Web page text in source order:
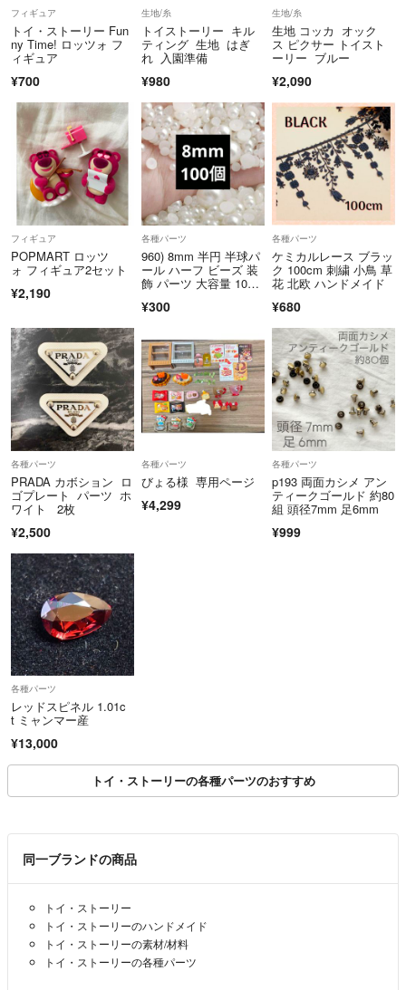
m
3Nでお願いします。
どうぞよろしくお願いいたしますm(*_ _)m
フィギュア
トイ・ストーリー Fun
ny Time! ロッツォ フ
ィギュア
¥700
生地/糸
トイストーリー キル
ティング 生地 はぎ
れ 入園準備
¥980
生地/糸
生地 コッカ オック
ス ピクサー トイスト
ーリー ブルー
¥2,090
フィギュア
POPMART ロッツ
ォ フィギュア2セット
¥2,190
各種パーツ
960) 8mm 半円 半球パ
ール ハーフ ビーズ 装
飾 パーツ 大容量 100
¥300
各種パーツ
ケミカルレース ブラッ
ク 100cm 刺繍 小鳥 草
花 北欧 ハンドメイド
¥680
各種パーツ
PRADA カボション ロ
ゴプレート パーツ ホ
ワイト 2枚
¥2,500
各種パーツ
びょる様 専用ページ
¥4,299
各種パーツ
p193 両面カシメ アン
ティークゴールド 約80
組 頭径7mm 足6mm
¥999
各種パーツ
レッドスピネル 1.01c
t ミャンマー産
¥13,000
トイ・ストーリーの各種パーツのおすすめ
同一ブランドの商品
トイ・ストーリー
トイ・ストーリーのハンドメイド
トイ・ストーリーの素材/材料
トイ・ストーリーの各種パーツ